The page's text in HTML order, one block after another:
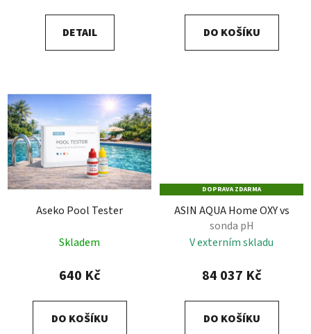
DETAIL DO KOŠÍKU
Aseko Pool Tester
Skladem
640 Kč
DO KOŠÍKU
DOPRAVA ZDARMA
ASIN AQUA Home OXY vs
sonda pH
V externím skladu
84 037 Kč
DO KOŠÍKU